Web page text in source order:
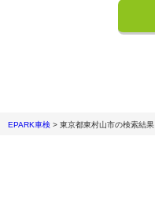
EPARK車検 > 東京都東村山市の検索結果